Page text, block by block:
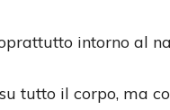
intorno al
tutto il corpo, ma